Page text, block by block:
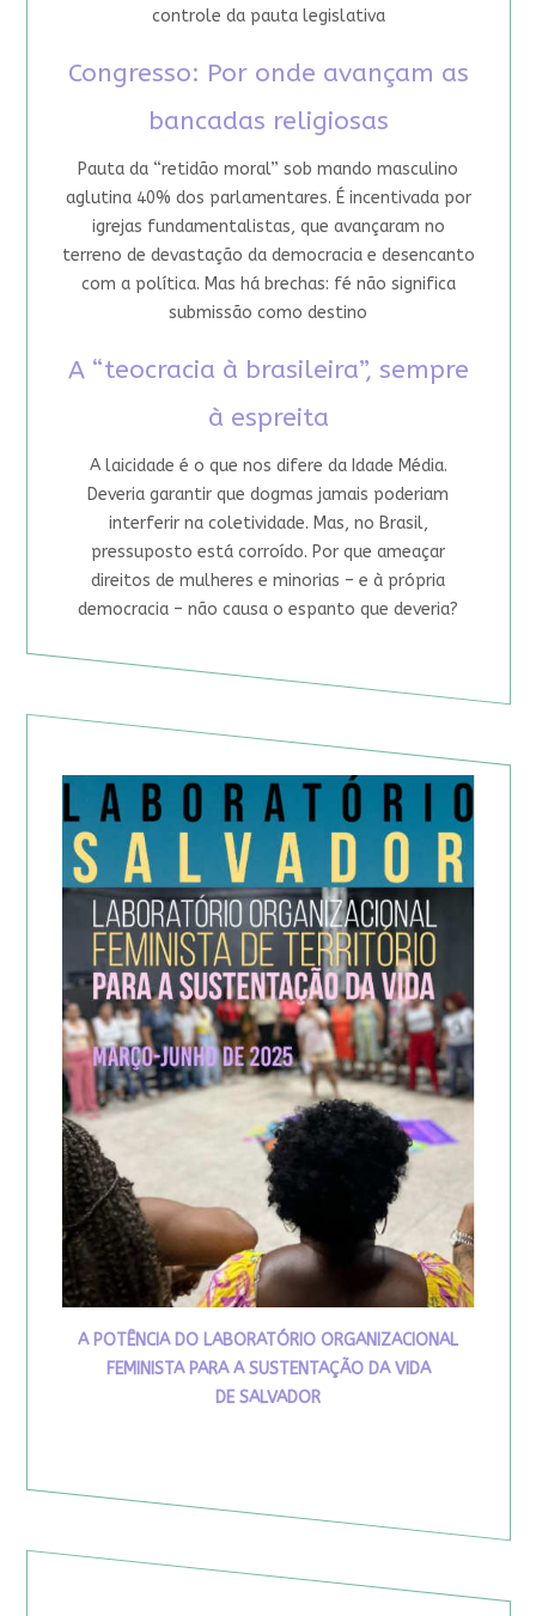
controle da pauta legislativa
Congresso: Por onde avançam as
bancadas religiosas
Pauta da “retidão moral” sob mando masculino
aglutina 40% dos parlamentares. É incentivada por
igrejas fundamentalistas, que avançaram no
terreno de devastação da democracia e desencanto
com a política. Mas há brechas: fé não significa
submissão como destino
A “teocracia à brasileira”, sempre
à espreita
A laicidade é o que nos difere da Idade Média.
Deveria garantir que dogmas jamais poderiam
interferir na coletividade. Mas, no Brasil,
pressuposto está corroído. Por que ameaçar
direitos de mulheres e minorias – e à própria
democracia – não causa o espanto que deveria?
A POTÊNCIA DO LABORATÓRIO ORGANIZACIONAL
FEMINISTA PARA A SUSTENTAÇÃO DA VIDA
DE SALVADOR